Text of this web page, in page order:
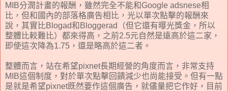
MIB分潤計畫的報酬，雖然完全不能和Google adsnese相
比，但和國內的部落格廣告相比，光以單次點擊的報酬來
說，其實比Blogad和Bloggerad（但它還有曝光獎金，所以
整體比較難比）都來得高，之前2.5元自然是遠高於這二家，
即使這次降為1.75，還是略高於這二者。
整體而言，站在希望pixnet長期經營的角度而言，非常支持
MIB這個制度，對於單次點擊回饋減少也尚能接受。但有一點
是就是希望pixnet既然要作這個廣告，就儘量把它作好，目前